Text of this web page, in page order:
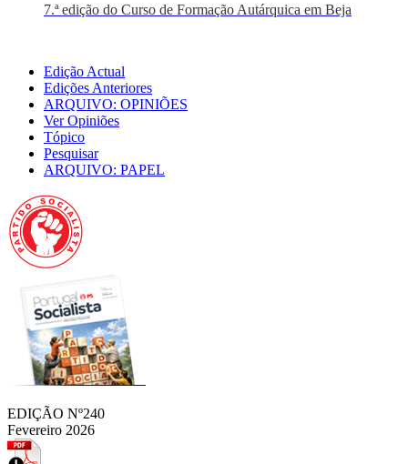
7.ª edição do Curso de Formação Autárquica em Beja
Edição Actual
Edições Anteriores
ARQUIVO: OPINIÕES
Ver Opiniões
Tópico
Pesquisar
ARQUIVO: PAPEL
EDIÇÃO Nº240
Fevereiro 2026